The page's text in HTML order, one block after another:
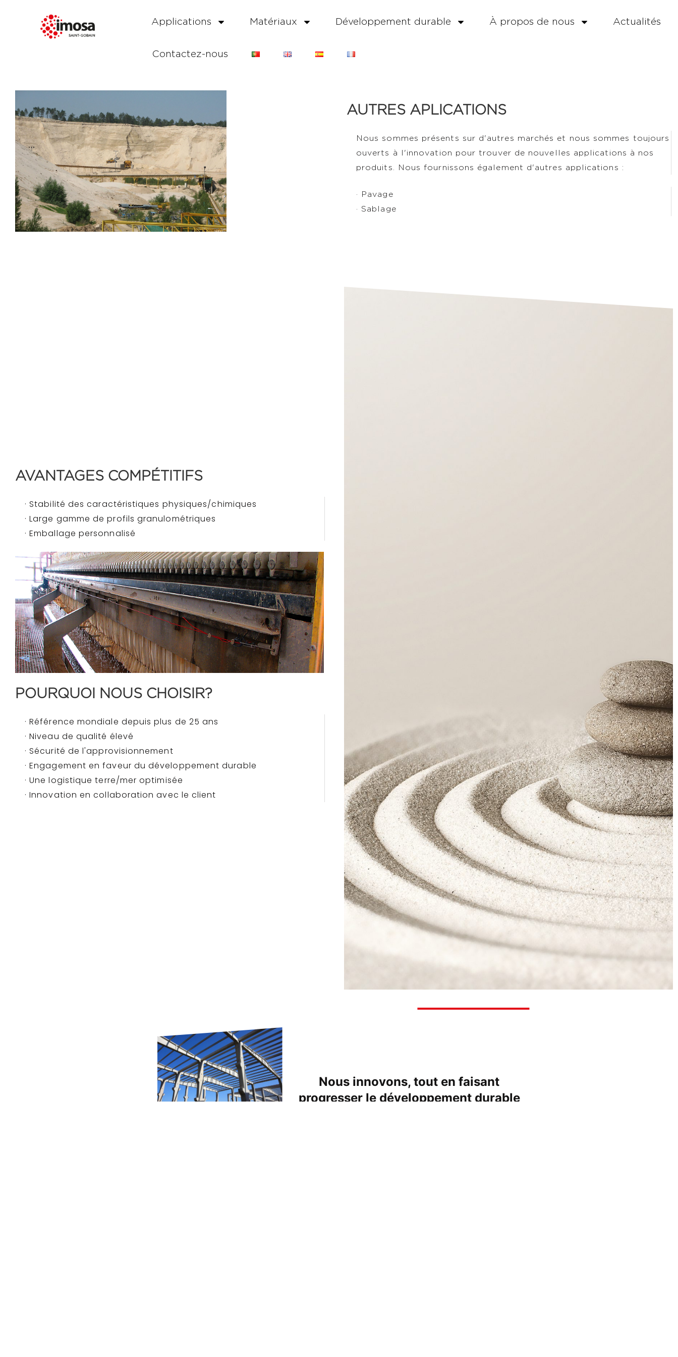
Applications Matériaux Développement durable À propos de nous Actualités
Contactez-nous
AUTRES APLICATIONS
Nous sommes présents sur d'autres marchés et nous sommes toujours
ouverts à l'innovation pour trouver de nouvelles applications à nos
produits. Nous fournissons également d'autres applications :
· Pavage
· Sablage
AVANTAGES COMPÉTITIFS
· Stabilité des caractéristiques physiques/chimiques
· Large gamme de profils granulométriques
· Emballage personnalisé
POURQUOI NOUS CHOISIR?
· Référence mondiale depuis plus de 25 ans
· Niveau de qualité élevé
· Sécurité de l'approvisionnement
· Engagement en faveur du développement durable
· Une logistique terre/mer optimisée
· Innovation en collaboration avec le client
Nous innovons, tout en faisant
progresser le développement durable